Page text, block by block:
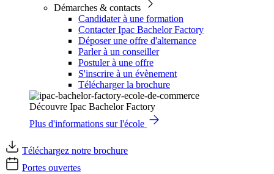
Démarches & contacts
Candidater à une formation
Contacter Ipac Bachelor Factory
Déposer une offre d'alternance
Parler à un conseiller
Postuler à une offre
S'inscrire à un évènement
Télécharger la brochure
Découvre Ipac Bachelor Factory
Plus d'informations sur l'école
Téléchargez notre brochure
Portes ouvertes